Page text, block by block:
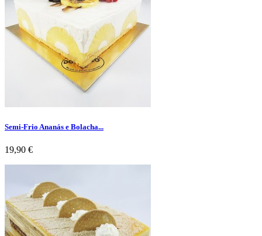
Semi-Frio Ananás e Bolacha...
Preço
19,90 €